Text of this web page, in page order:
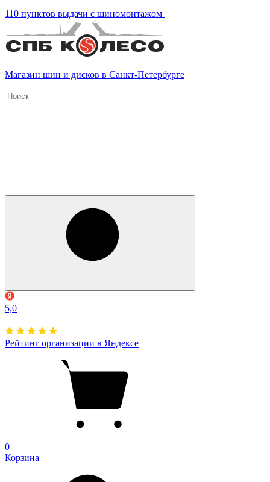
110 пунктов выдачи с шиномонтажом
Магазин шин и дисков в Санкт-Петербурге
5,0
Рейтинг организации в Яндексе
0
Корзина